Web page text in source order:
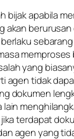
bijak apabila
akan
memproses
yang
agen tidak
dokumen
lain
terdapat
agen yang